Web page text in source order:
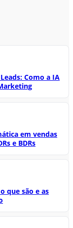
Como a IA
em vendas
e BDRs
que são e as